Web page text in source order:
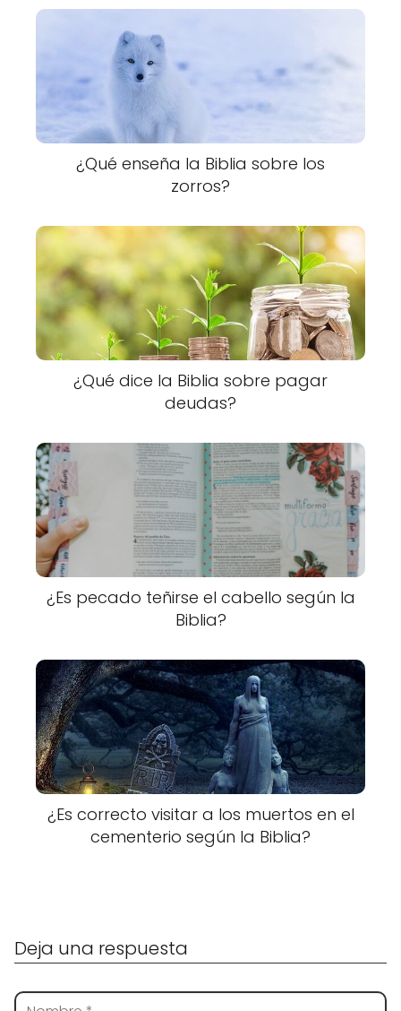
¿Qué enseña la Biblia sobre los
zorros?
¿Qué dice la Biblia sobre pagar
deudas?
¿Es pecado teñirse el cabello según la
Biblia?
¿Es correcto visitar a los muertos en el
cementerio según la Biblia?
Deja una respuesta